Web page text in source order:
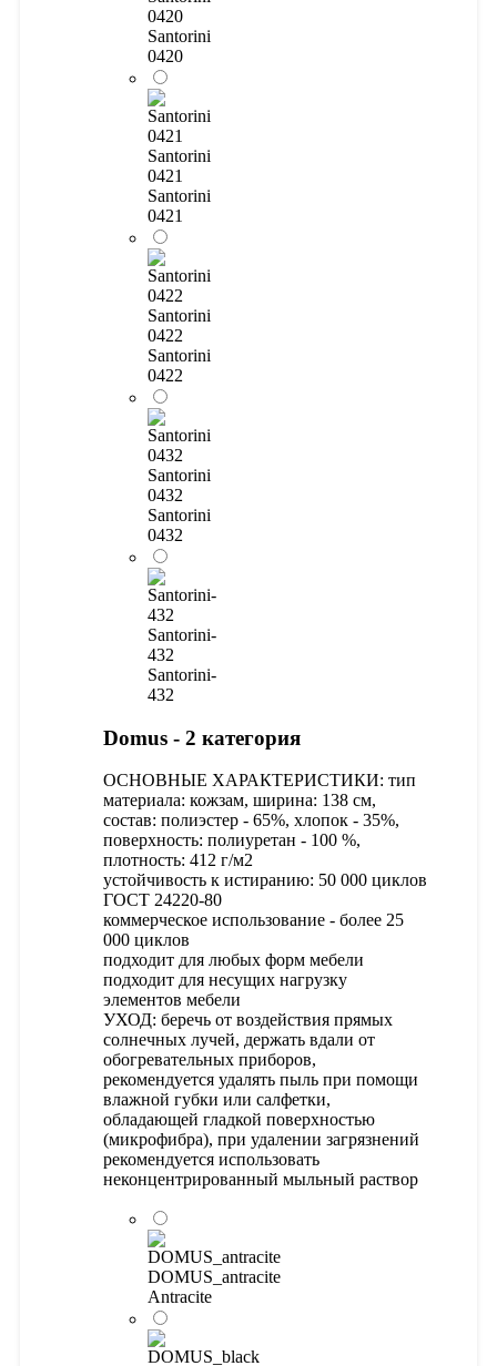
0420
Santorini
0420
Santorini
0421
Santorini
0421
Santorini
0422
Santorini
0422
Santorini
0432
Santorini
0432
Santorini-
432
Santorini-
432
Domus - 2 категория
ОСНОВНЫЕ ХАРАКТЕРИСТИКИ: тип
материала: кожзам, ширина: 138 см,
состав: полиэстер - 65%, хлопок - 35%,
поверхность: полиуретан - 100 %,
плотность: 412 г/м2
устойчивость к истиранию: 50 000 циклов
ГОСТ 24220-80
коммерческое использование - более 25
000 циклов
подходит для любых форм мебели
подходит для несущих нагрузку
элементов мебели
УХОД: беречь от воздействия прямых
солнечных лучей, держать вдали от
обогревательных приборов,
рекомендуется удалять пыль при помощи
влажной губки или салфетки,
обладающей гладкой поверхностью
(микрофибра), при удалении загрязнений
рекомендуется использовать
неконцентрированный мыльный раствор
DOMUS_antracite
Antracite